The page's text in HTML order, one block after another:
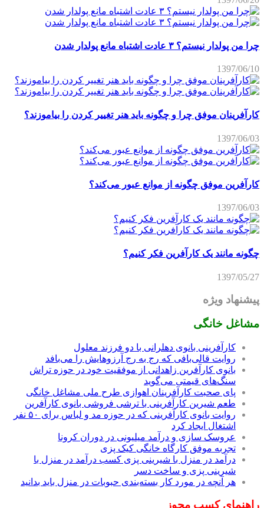
چرا من پولدار نیستم؟ ۳ عادت اشتباه مانع پولدار شدن
1397/06/10
کارآفرینان موفق چرا و چگونه باید هنر تغییر کردن را بیاموزند؟
1397/06/03
کارآفرین موفق چگونه از موانع عبور می‌کند؟
1397/06/03
چگونه مانند یک کارآفرین فکر کنیم؟
1397/05/27
پیشنهاد ویژه
مشاغل خانگی
کارآفرینی بانوی دهلرانی با دو فرزند معلول
روایت قالی‌بافی که رج به رج آرزوهایش را می‌بافد
بانوی کارآفرین زاهدانی از موفقیت خود در حوزه تراش
سنگ‌های قیمتی می‌گوید
پای صحبت کارآفرینان اهوازی طرح ملی مشاغل خانگی
طعم شیرین کارآفرینی با ترشی فروشی بانوی کارآفرین
روایت بانوی کارآفرینی که در حوزه مد و لباس برای ۵۰ نفر
اشتغال ایجاد کرد
عروسک سازی و درآمد میلیونی در دوران کرونا
تجربه موفق کارگاه خانگی کیک پزی
درآمد در منزل با شیرینی پزی کسب درآمد در منزل با
شیرینی پزی و ساخت دسر
هر آنچه در مورد کار بسته‌بندی حبوبات در منزل باید بدانید
راهنمای کسب مجوز